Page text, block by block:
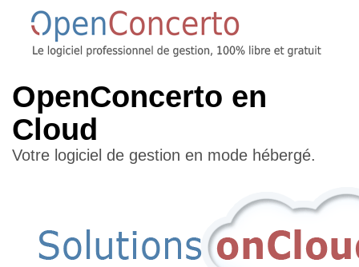
OpenConcerto en
Cloud
Votre logiciel de gestion en mode hébergé.